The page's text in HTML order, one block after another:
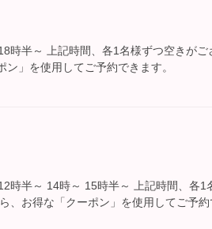
時半～ 上記時間、各1名様ずつ空きがご
」を使用してご予約できます。
時半～ 14時～ 15時半～ 上記時間、各1
、お得な「クーポン」を使用してご予約